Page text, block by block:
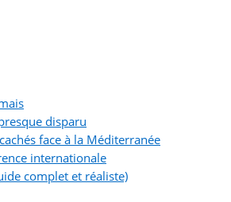
disparu
face à la Méditerranée
internationale
complet et réaliste)